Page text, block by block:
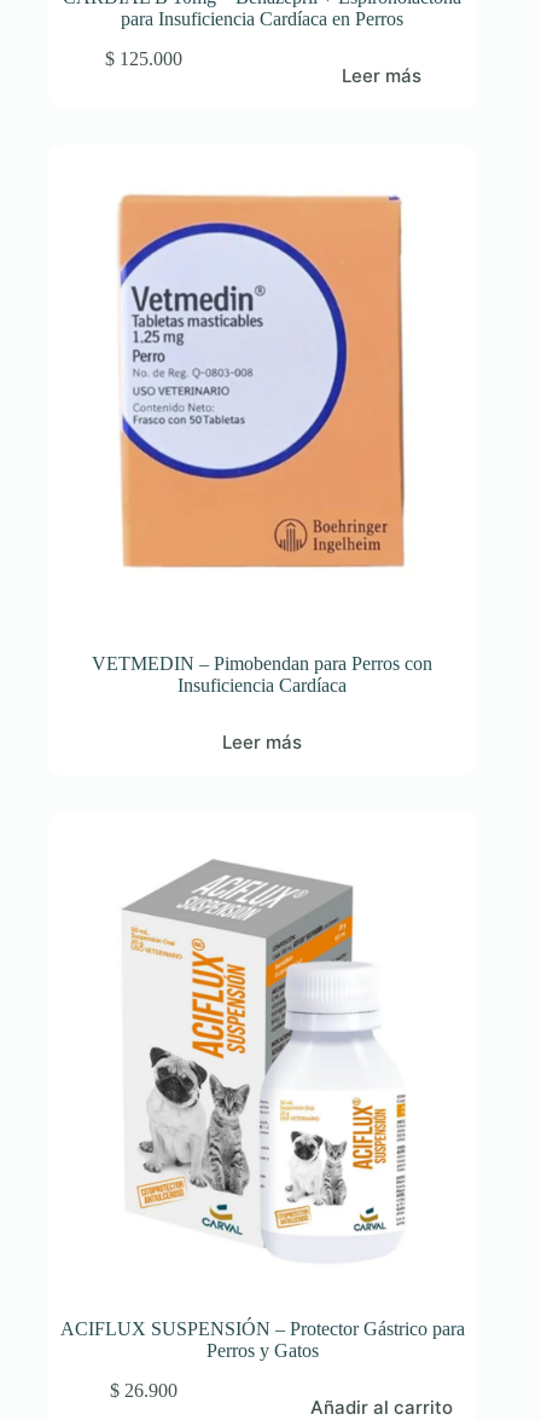
para Insuficiencia Cardíaca en Perros
$125.000
Leer más
VETMEDIN – Pimobendan para Perros con
Insuficiencia Cardíaca
Leer más
ACIFLUX SUSPENSIÓN – Protector Gástrico para
Perros y Gatos
$26.900
Añadir al carrito